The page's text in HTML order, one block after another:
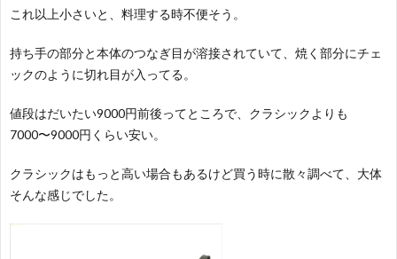
これ以上小さいと、料理する時不便そう。
持ち手の部分と本体のつなぎ目が溶接されていて、焼く部分にチェ
ックのように切れ目が入ってる。
値段はだいたい9000円前後ってところで、クラシックよりも
7000〜9000円くらい安い。
クラシックはもっと高い場合もあるけど買う時に散々調べて、大体
そんな感じでした。